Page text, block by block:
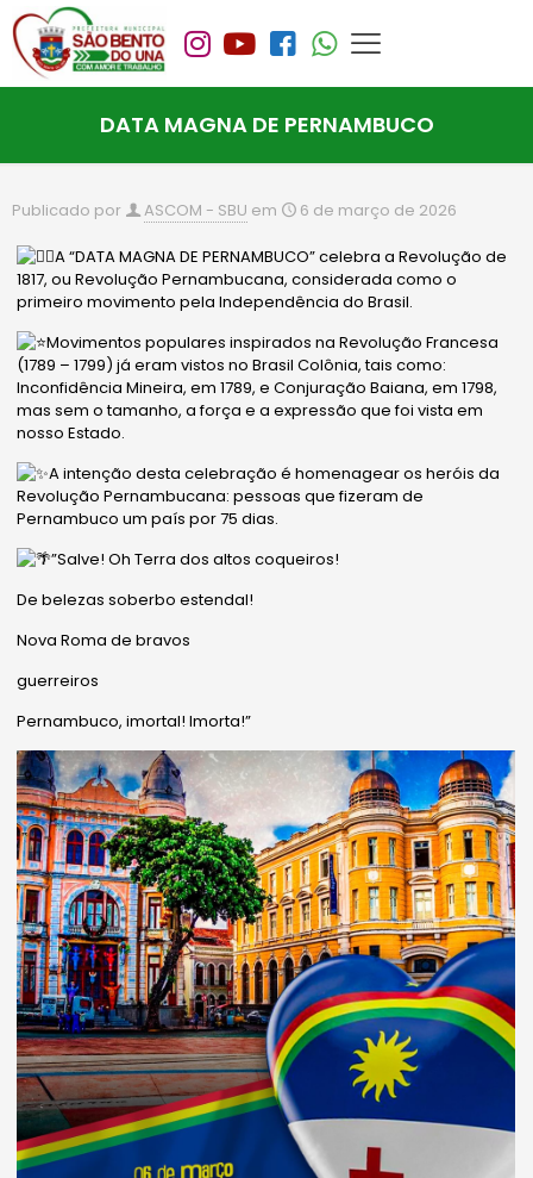
DATA MAGNA DE PERNAMBUCO
Publicado por ASCOM - SBU em 6 de março de 2026
A “DATA MAGNA DE PERNAMBUCO” celebra a Revolução de
1817, ou Revolução Pernambucana, considerada como o
primeiro movimento pela Independência do Brasil.
Movimentos populares inspirados na Revolução Francesa
(1789 – 1799) já eram vistos no Brasil Colônia, tais como:
Inconfidência Mineira, em 1789, e Conjuração Baiana, em 1798,
mas sem o tamanho, a força e a expressão que foi vista em
nosso Estado.
A intenção desta celebração é homenagear os heróis da
Revolução Pernambucana: pessoas que fizeram de
Pernambuco um país por 75 dias.
”Salve! Oh Terra dos altos coqueiros!
De belezas soberbo estendal!
Nova Roma de bravos
guerreiros
Pernambuco, imortal! Imorta!”